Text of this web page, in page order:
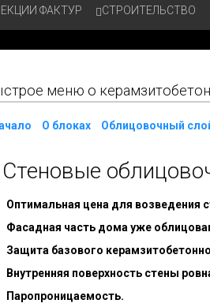
ФАКТУР СТРОИТЕЛЬСТВО
меню о
О блоках Облицовочный
Стеновые
Оптимальная цена для возведения
Фасадная часть дома уже
Защита базового
Внутренняя поверхность стены
Паропроницаемость.